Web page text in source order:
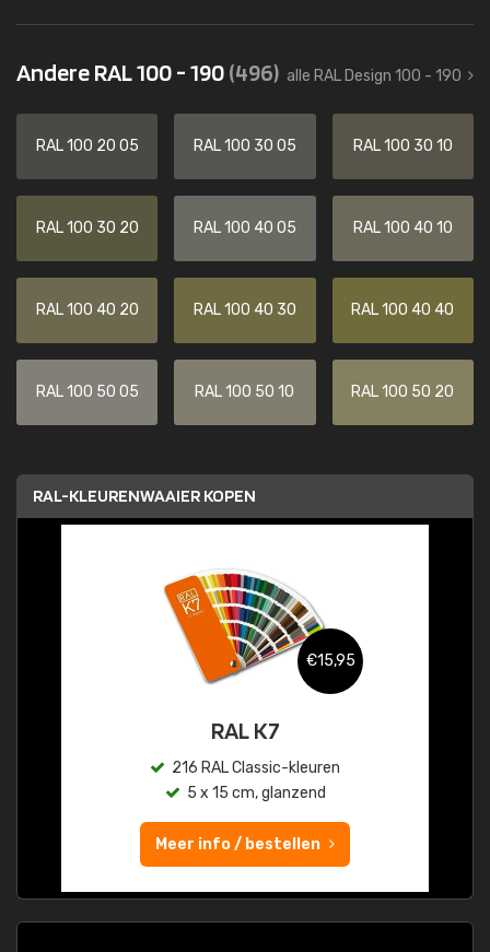
Andere RAL 100 - 190(496) alle RAL Design 100 - 190
RAL 100 20 05 RAL 100 30 05 RAL 100 30 10
RAL 100 30 20 RAL 100 40 05 RAL 100 40 10
RAL 100 40 20 RAL 100 40 30 RAL 100 40 40
RAL 100 50 05 RAL 100 50 10 RAL 100 50 20
RAL-KLEURENWAAIER KOPEN
€15,95
RAL K7
216 RAL Classic-kleuren
5 x 15 cm, glanzend
Meer info / bestellen